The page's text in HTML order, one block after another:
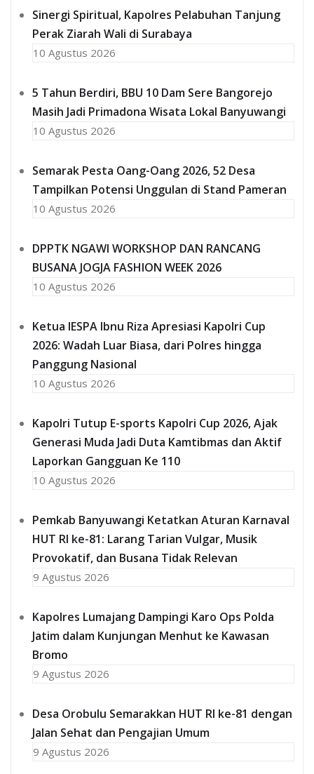
Sinergi Spiritual, Kapolres Pelabuhan Tanjung
Perak Ziarah Wali di Surabaya
10 Agustus 2026
5 Tahun Berdiri, BBU 10 Dam Sere Bangorejo
Masih Jadi Primadona Wisata Lokal Banyuwangi
10 Agustus 2026
Semarak Pesta Oang-Oang 2026, 52 Desa
Tampilkan Potensi Unggulan di Stand Pameran
10 Agustus 2026
DPPTK NGAWI WORKSHOP DAN RANCANG
BUSANA JOGJA FASHION WEEK 2026
10 Agustus 2026
Ketua IESPA Ibnu Riza Apresiasi Kapolri Cup
2026: Wadah Luar Biasa, dari Polres hingga
Panggung Nasional
10 Agustus 2026
Kapolri Tutup E-sports Kapolri Cup 2026, Ajak
Generasi Muda Jadi Duta Kamtibmas dan Aktif
Laporkan Gangguan Ke 110
10 Agustus 2026
Pemkab Banyuwangi Ketatkan Aturan Karnaval
HUT RI ke-81: Larang Tarian Vulgar, Musik
Provokatif, dan Busana Tidak Relevan
9 Agustus 2026
Kapolres Lumajang Dampingi Karo Ops Polda
Jatim dalam Kunjungan Menhut ke Kawasan
Bromo
9 Agustus 2026
‎Desa Orobulu Semarakkan HUT RI ke-81 dengan
Jalan Sehat dan Pengajian Umum
9 Agustus 2026